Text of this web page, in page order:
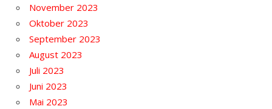
November 2023
Oktober 2023
September 2023
August 2023
Juli 2023
Juni 2023
Mai 2023